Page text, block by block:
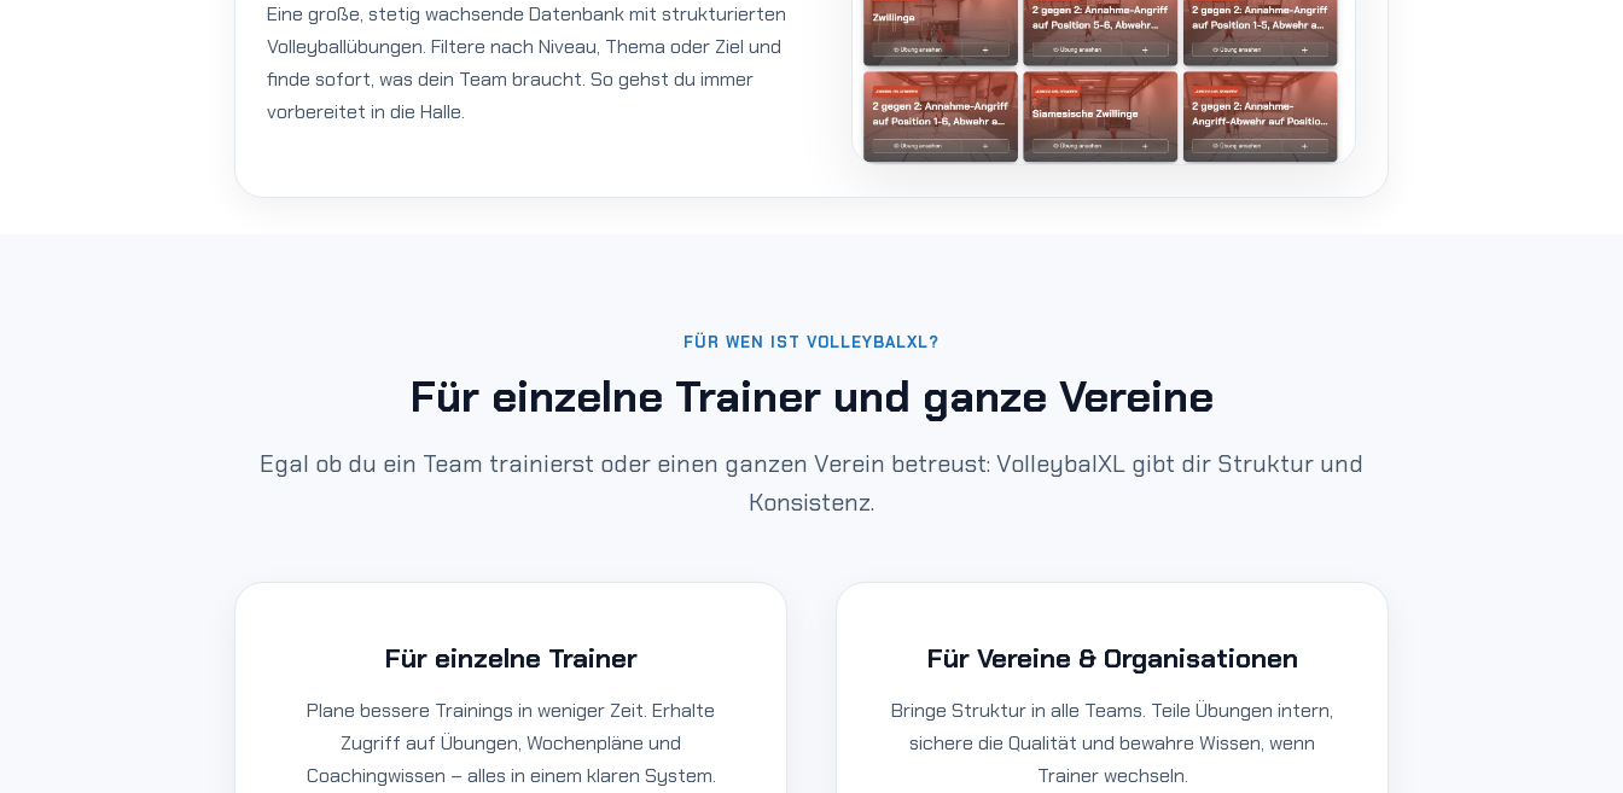
Eine große, stetig wachsende Datenbank mit strukturierten
Volleyballübungen. Filtere nach Niveau, Thema oder Ziel und
finde sofort, was dein Team braucht. So gehst du immer
vorbereitet in die Halle.
FÜR WEN IST VOLLEYBALXL?
Für einzelne Trainer und ganze Vereine
Egal ob du ein Team trainierst oder einen ganzen Verein betreust: VolleybalXL gibt dir Struktur und
Konsistenz.
Für einzelne Trainer
Plane bessere Trainings in weniger Zeit. Erhalte
Zugriff auf Übungen, Wochenpläne und
Coachingwissen – alles in einem klaren System.
Für Vereine & Organisationen
Bringe Struktur in alle Teams. Teile Übungen intern,
sichere die Qualität und bewahre Wissen, wenn
Trainer wechseln.